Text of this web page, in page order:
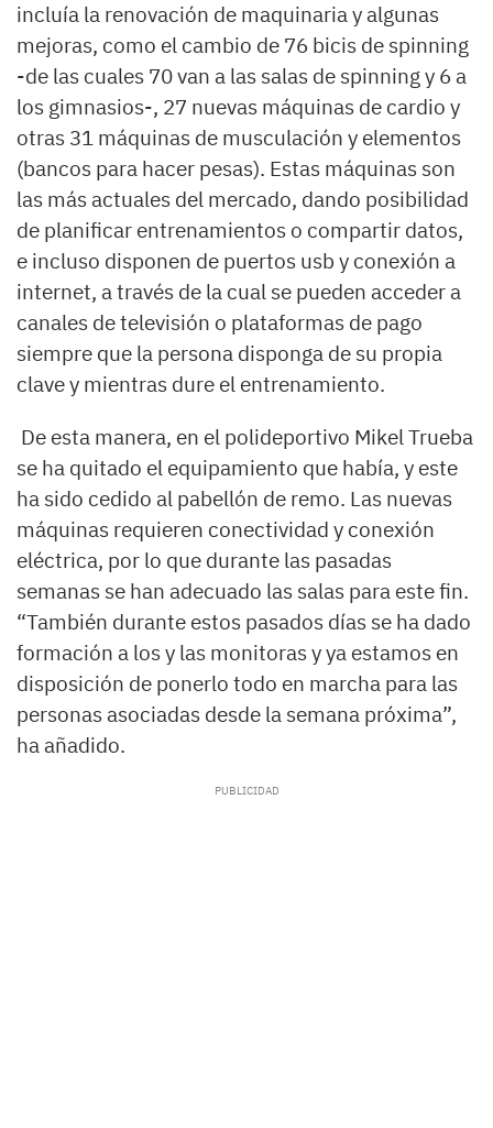
incluía la renovación de maquinaria y algunas
mejoras, como el cambio de 76 bicis de spinning
-de las cuales 70 van a las salas de spinning y 6 a
los gimnasios-, 27 nuevas máquinas de cardio y
otras 31 máquinas de musculación y elementos
(bancos para hacer pesas). Estas máquinas son
las más actuales del mercado, dando posibilidad
de planificar entrenamientos o compartir datos,
e incluso disponen de puertos usb y conexión a
internet, a través de la cual se pueden acceder a
canales de televisión o plataformas de pago
siempre que la persona disponga de su propia
clave y mientras dure el entrenamiento.
De esta manera, en el polideportivo Mikel Trueba
se ha quitado el equipamiento que había, y este
ha sido cedido al pabellón de remo. Las nuevas
máquinas requieren conectividad y conexión
eléctrica, por lo que durante las pasadas
semanas se han adecuado las salas para este fin.
“También durante estos pasados días se ha dado
formación a los y las monitoras y ya estamos en
disposición de ponerlo todo en marcha para las
personas asociadas desde la semana próxima”,
ha añadido.